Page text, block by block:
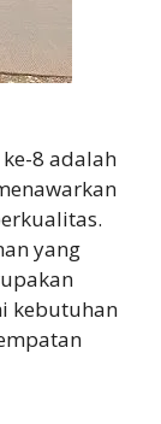
8 adalah
yang
kebutuhan